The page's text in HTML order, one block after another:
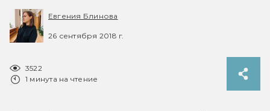
Евгения Блинова
26 сентября 2018 г.
3522
1 минута на чтение